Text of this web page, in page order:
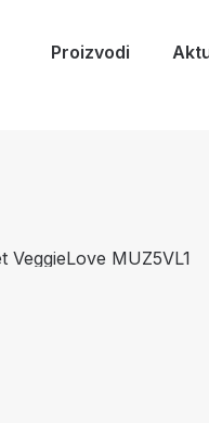
Proizvodi